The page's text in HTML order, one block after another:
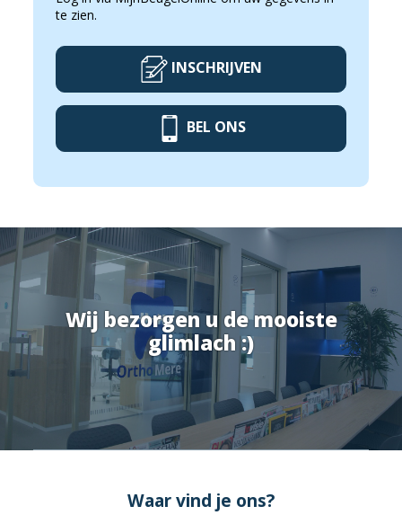
te zien.
INSCHRIJVEN
BEL ONS
Wij bezorgen u de mooiste
glimlach :)
Waar vind je ons?